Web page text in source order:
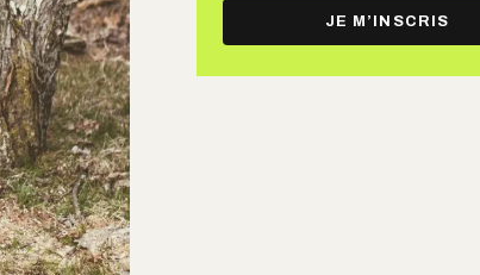
mail
JE M’INSCRIS